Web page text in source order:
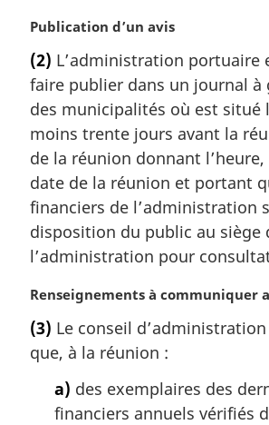
l
:
N
t
e
m
a
g
i
n
a
l
e
:
Publication d’un avis
(2) L’administration portuaire
faire publier dans un journal à
des municipalités où est situé
moins trente jours avant la
de la réunion donnant
date de la réunion et portant
financiers de l’administration
disposition du public au siège
l’administration pour
N
t
e
Renseignements à communiquer
(3) Le conseil
que, à la réunion :
a) des exemplaires des
financiers annuels vérifiés